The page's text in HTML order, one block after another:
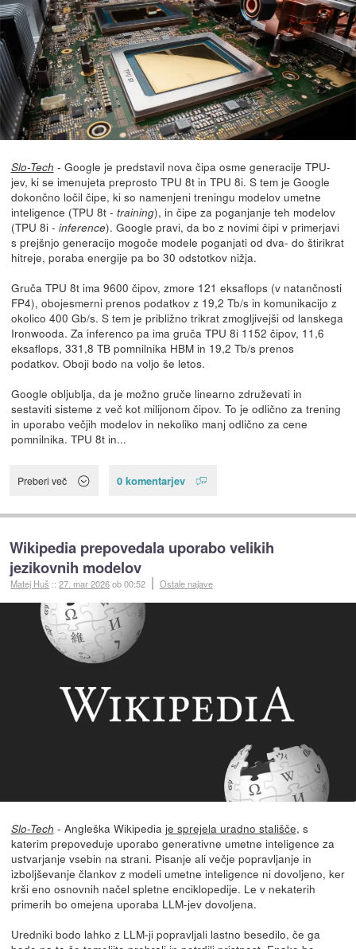
Slo-Tech - Google je predstavil nova čipa osme generacije TPU-
jev, ki se imenujeta preprosto TPU 8t in TPU 8i. S tem je Google
dokončno ločil čipe, ki so namenjeni treningu modelov umetne
inteligence (TPU 8t - training), in čipe za poganjanje teh modelov
(TPU 8i - inference). Google pravi, da bo z novimi čipi v primerjavi
s prejšnjo generacijo mogoče modele poganjati od dva- do štirikrat
hitreje, poraba energije pa bo 30 odstotkov nižja.
Gruča TPU 8t ima 9600 čipov, zmore 121 eksaflops (v natančnosti
FP4), obojesmerni prenos podatkov z 19,2 Tb/s in komunikacijo z
okolico 400 Gb/s. S tem je približno trikrat zmogljivejši od lanskega
Ironwooda. Za inferenco pa ima gruča TPU 8i 1152 čipov, 11,6
eksaflops, 331,8 TB pomnilnika HBM in 19,2 Tb/s prenos
podatkov. Oboji bodo na voljo še letos.
Google obljublja, da je možno gruče linearno združevati in
sestaviti sisteme z več kot milijonom čipov. To je odlično za trening
in uporabo večjih modelov in nekoliko manj odlično za cene
pomnilnika. TPU 8t in...
Preberi več 0 komentarjev
Wikipedia prepovedala uporabo velikih
jezikovnih modelov
Matej Huš ::27. mar 2026ob 00:52 Ostale najave
Slo-Tech - Angleška Wikipedia je sprejela uradno stališče, s
katerim prepoveduje uporabo generativne umetne inteligence za
ustvarjanje vsebin na strani. Pisanje ali večje popravljanje in
izboljševanje člankov z modeli umetne inteligence ni dovoljeno, ker
krši eno osnovnih načel spletne enciklopedije. Le v nekaterih
primerih bo omejena uporaba LLM-jev dovoljena.
Uredniki bodo lahko z LLM-ji popravljali lastno besedilo, če ga